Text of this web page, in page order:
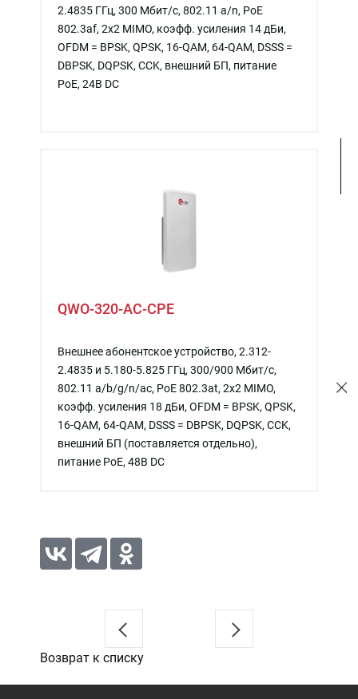
2.4835 ГГц, 300 Мбит/c, 802.11 a/n, PoE
802.3af, 2x2 MIMO, коэфф. усиления 14 дБи,
OFDM = BPSK, QPSK, 16-QAM, 64-QAM, DSSS =
DBPSK, DQPSK, CCK, внешний БП, питание
PoE, 24В DC
QWO-320-AC-CPE
Внешнее абонентское устройство, 2.312-
2.4835 и 5.180-5.825 ГГц, 300/900 Мбит/c,
802.11 a/b/g/n/ac, PoE 802.3at, 2x2 MIMO,
коэфф. усиления 18 дБи, OFDM = BPSK, QPSK,
16-QAM, 64-QAM, DSSS = DBPSK, DQPSK, CCK,
внешний БП (поставляется отдельно),
питание PoE, 48В DC
Возврат к списку